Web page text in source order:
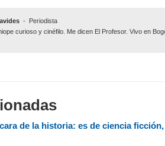
- Periodista
curioso y cinéfilo. Me dicen El Profesor. Vivo en
de la historia: es de ciencia